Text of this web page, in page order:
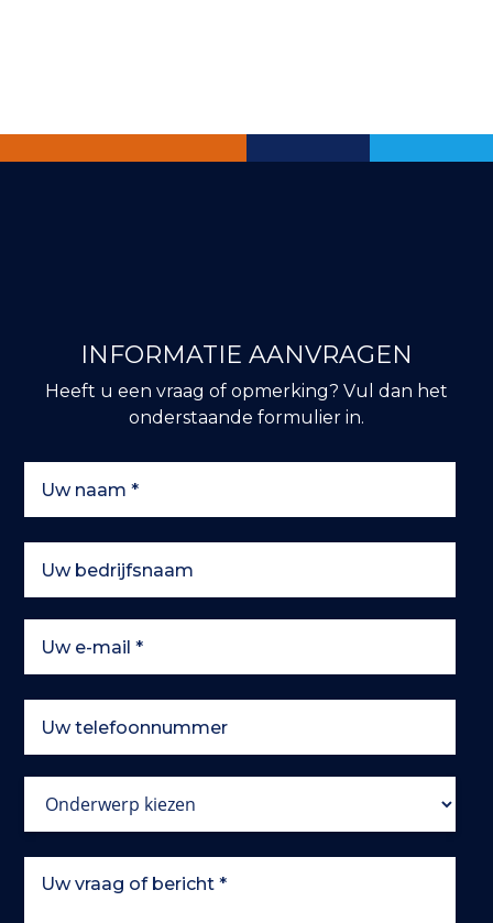
INFORMATIE AANVRAGEN
Heeft u een vraag of opmerking? Vul dan het
onderstaande formulier in.